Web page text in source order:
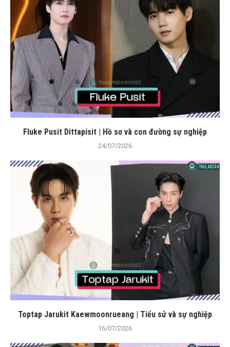
Fluke Pusit Dittapisit | Hồ sơ và con đường sự nghiệp
24/07/2026
Toptap Jarukit Kaewmoonrueang | Tiểu sử và sự nghiệp
16/07/2026